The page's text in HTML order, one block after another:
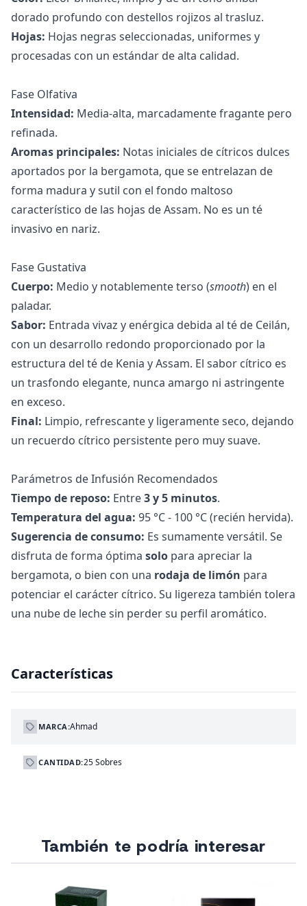
dorado profundo con destellos rojizos al trasluz.
Hojas: Hojas negras seleccionadas, uniformes y
procesadas con un estándar de alta calidad.
Fase Olfativa
Intensidad: Media-alta, marcadamente fragante pero
refinada.
Aromas principales: Notas iniciales de cítricos dulces
aportados por la bergamota, que se entrelazan de
forma madura y sutil con el fondo maltoso
característico de las hojas de Assam. No es un té
invasivo en nariz.
Fase Gustativa
Cuerpo: Medio y notablemente terso (smooth) en el
paladar.
Sabor: Entrada vivaz y enérgica debida al té de Ceilán,
con un desarrollo redondo proporcionado por la
estructura del té de Kenia y Assam. El sabor cítrico es
un trasfondo elegante, nunca amargo ni astringente
en exceso.
Final: Limpio, refrescante y ligeramente seco, dejando
un recuerdo cítrico persistente pero muy suave.
Parámetros de Infusión Recomendados
Tiempo de reposo: Entre3 y 5 minutos.
Temperatura del agua: 95 °C - 100 °C (recién hervida).
Sugerencia de consumo: Es sumamente versátil. Se
disfruta de forma óptima solo para apreciar la
bergamota, o bien con una rodaja de limón para
potenciar el carácter cítrico. Su ligereza también tolera
una nube de leche sin perder su perfil aromático.
Características
MARCA:Ahmad
CANTIDAD:25 Sobres
También te podría interesar